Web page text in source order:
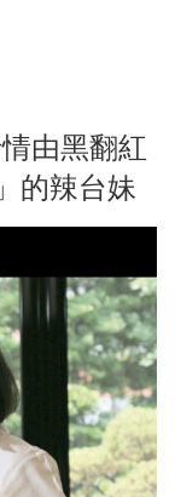
由黑翻紅
的辣台妹